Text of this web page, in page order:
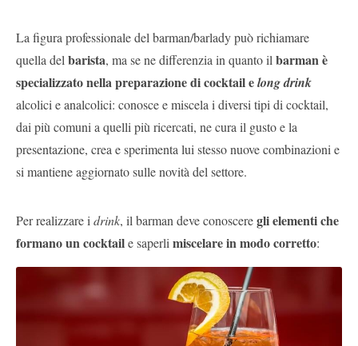
La figura professionale del barman/barlady può richiamare
quella delbarista, ma se ne differenzia in quanto ilbarman è
specializzato nella preparazione di cocktail elong drink
alcolici e analcolici: conosce e miscela i diversi tipi di cocktail,
dai più comuni a quelli più ricercati, ne cura il gusto e la
presentazione, crea e sperimenta lui stesso nuove combinazioni e
si mantiene aggiornato sulle novità del settore.
Per realizzare idrink, il barman deve conosceregli elementi che
formano un cocktaile saperlimiscelare in modo corretto: